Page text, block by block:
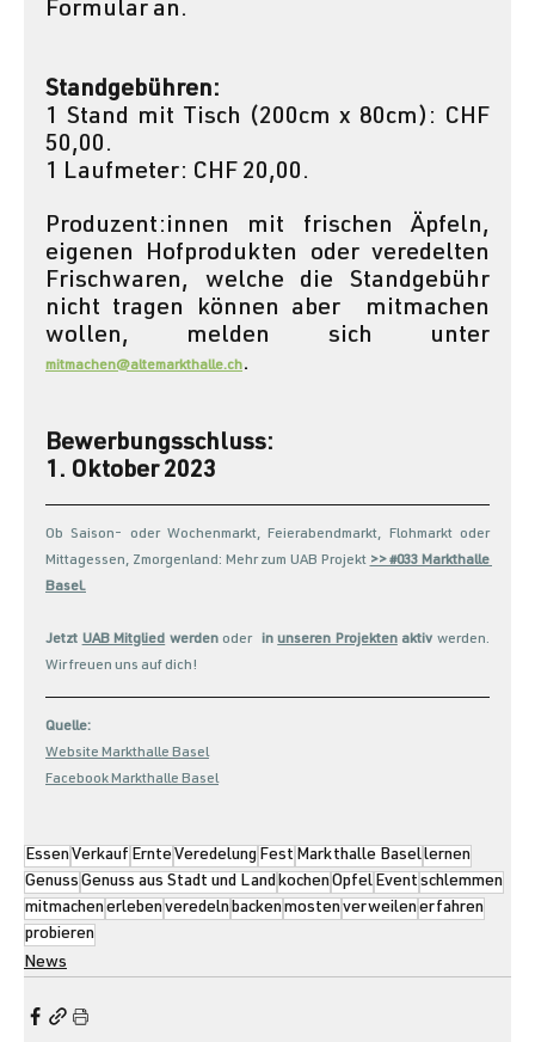
Formular an.
Standgebühren:
1 Stand mit Tisch (200cm x 80cm): CHF
50,00.
1 Laufmeter: CHF 20,00.
Produzent:innen mit frischen Äpfeln,
eigenen Hofprodukten oder veredelten
Frischwaren, welche die Standgebühr
nicht tragen können aber  mitmachen
mitmachen@altemarkthalle.ch.
Bewerbungsschluss:
1. Oktober 2023
Ob Saison- oder Wochenmarkt, Feierabendmarkt, Flohmarkt oder
Mittagessen, Zmorgenland: Mehr zum UAB Projekt >> #033 Markthalle
Basel.
Jetzt UAB Mitglied werden oder in unseren Projekten aktiv werden.
Wir freuen uns auf dich!
Quelle:
Website Markthalle Basel
Facebook Markthalle Basel
EssenVerkauf Ernte Veredelung Fest Markthalle Basellernen
Genuss Genuss aus Stadt und LandkochenÖpfel Event schlemmen
mitmachenerlebenveredelnbackenmostenverweilenerfahren
probieren
News